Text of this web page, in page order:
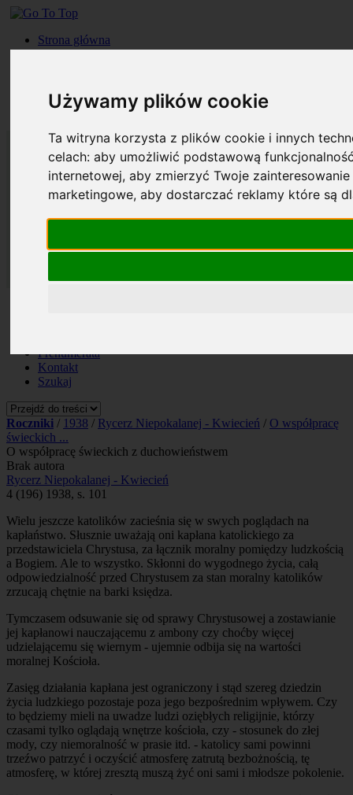
Używamy plików cookie
Ta witryna korzysta z plików cookie i innych
celach:aby umożliwić podstawową
internetowej,aby zmierzyć Twoje
marketingowe,aby dostarczać reklamy które są
Strona główna
Roczniki
Kontakt
Szukaj
Prenumerata
Kontakt
Szukaj
Roczniki / 1938 / Rycerz Niepokalanej - Kwiecień / O współpracę
świeckich ...
O współpracę świeckich z duchowieństwem
Brak autora
Rycerz Niepokalanej - Kwiecień
4 (196) 1938, s. 101
Wielu jeszcze katolików zacieśnia się w swych poglądach na
kapłaństwo. Słusznie uważają oni kapłana katolickiego za
przedstawiciela Chrystusa, za łącznik moralny pomiędzy ludzkością
a Bogiem. Ale to wszystko. Skłonni do wygodnego życia, całą
odpowiedzialność przed Chrystusem za stan moralny katolików
zrzucają chętnie na barki księdza.
Tymczasem odsuwanie się od sprawy Chrystusowej a zostawianie
jej kapłanowi nauczającemu z ambony czy choćby więcej
udzielającemu się wiernym - ujemnie odbija się na wartości
moralnej Kościoła.
Zasięg działania kapłana jest ograniczony i stąd szereg dziedzin
życia ludzkiego pozostaje poza jego bezpośrednim wpływem. Czy
to będziemy mieli na uwadze ludzi oziębłych religijnie, którzy
czasami tylko oglądają wnętrze kościoła, czy - stosunek do złej
mody, czy niemoralność w prasie itd. - katolicy sami powinni
trzeźwo patrzyć i oczyścić atmosferę zatrutą bezbożnością, tę
atmosferę, w której zresztą muszą żyć oni sami i młodsze pokolenie.